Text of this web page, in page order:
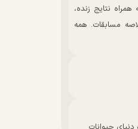
جدول کامل جام جهانی 2026 به همراه نتایج زنده،
مسابقات. همه